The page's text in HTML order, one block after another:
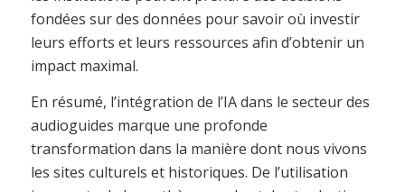
fondées sur des données pour savoir où investir
leurs efforts et leurs ressources afin d’obtenir un
impact maximal.
En résumé, l’intégration de l’IA dans le secteur des
audioguides marque une profonde
transformation dans la manière dont nous vivons
les sites culturels et historiques. De l’utilisation